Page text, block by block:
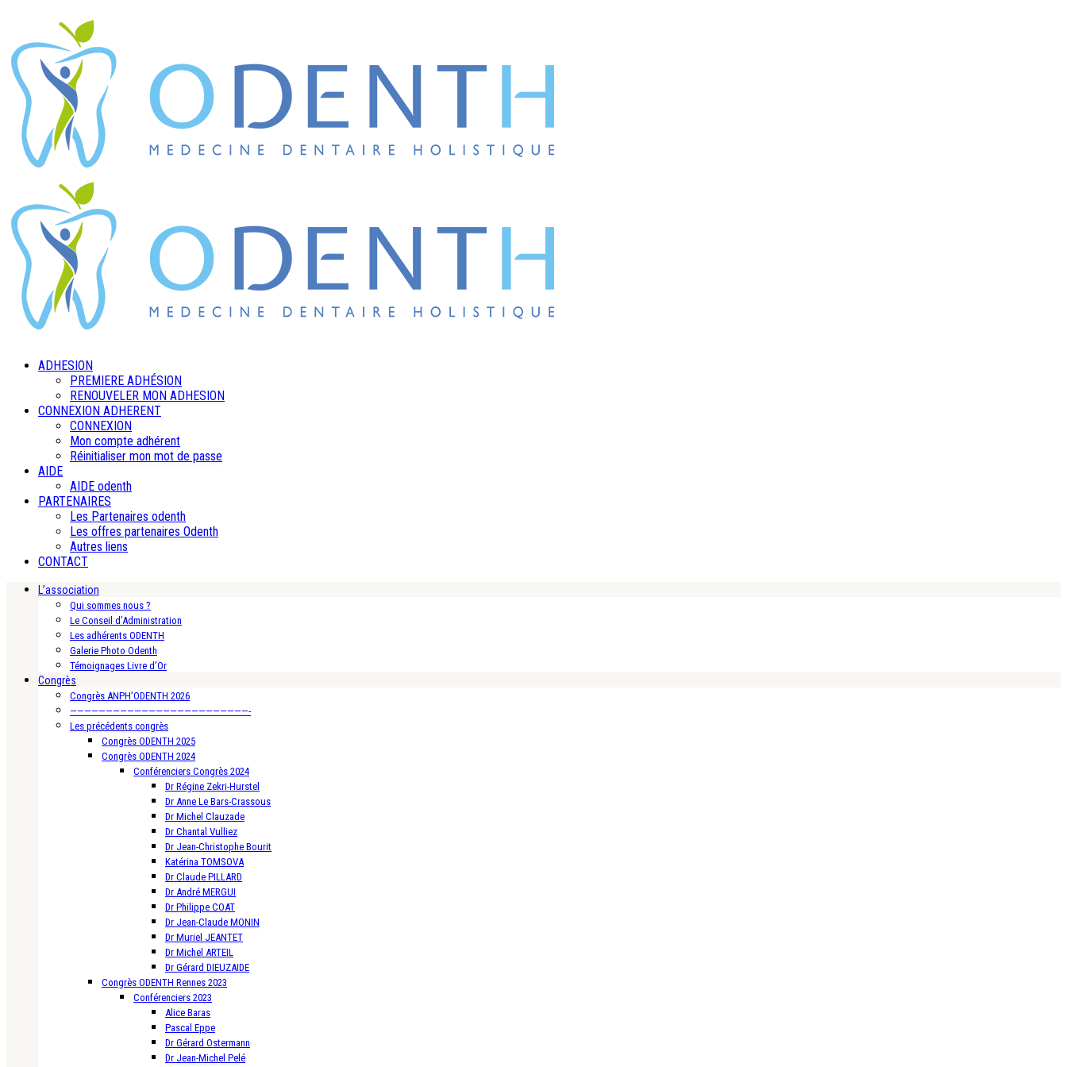
ADHESION
PREMIERE ADHÉSION
RENOUVELER MON ADHESION
CONNEXION ADHERENT
CONNEXION
Mon compte adhérent
Réinitialiser mon mot de passe
AIDE
AIDE odenth
PARTENAIRES
Les Partenaires odenth
Les offres partenaires Odenth
Autres liens
CONTACT
L’association
Qui sommes nous ?
Le Conseil d’Administration
Les adhérents ODENTH
Galerie Photo Odenth
Témoignages Livre d’Or
Congrès
Congrès ANPH’ODENTH 2026
—————————————————————————-
Les précédents congrès
Congrès ODENTH 2025
Congrès ODENTH 2024
Conférenciers Congrès 2024
Dr Régine Zekri-Hurstel
Dr Anne Le Bars-Crassous
Dr Michel Clauzade
Dr Chantal Vulliez
Dr Jean-Christophe Bourit
Katérina TOMSOVA
Dr Claude PILLARD
Dr André MERGUI
Dr Philippe COAT
Dr Jean-Claude MONIN
Dr Muriel JEANTET
Dr Michel ARTEIL
Dr Gérard DIEUZAIDE
Congrès ODENTH Rennes 2023
Conférenciers 2023
Alice Baras
Pascal Eppe
Dr Gérard Ostermann
Dr Jean-Michel Pelé